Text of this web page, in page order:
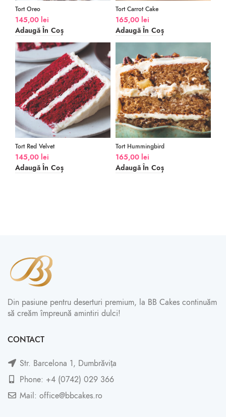
Tort Oreo
145,00 lei
Adaugă În Coș
Tort Carrot Cake
165,00 lei
Adaugă În Coș
Tort Red Velvet
145,00 lei
Adaugă În Coș
Tort Hummingbird
165,00 lei
Adaugă În Coș
Din pasiune pentru deserturi premium, la BB Cakes continuăm
să creăm împreună amintiri dulci!
CONTACT
Str. Barcelona 1, Dumbrăvița
Phone: +4 (0742) 029 366
Mail: office@bbcakes.ro